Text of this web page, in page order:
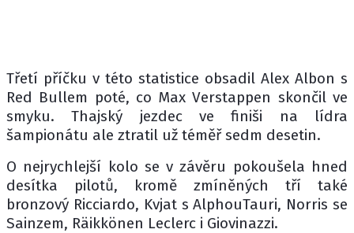
Třetí příčku v této statistice obsadil Alex Albon s
Red Bullem poté, co Max Verstappen skončil ve
smyku. Thajský jezdec ve finiši na lídra
šampionátu ale ztratil už téměř sedm desetin.
O nejrychlejší kolo se v závěru pokoušela hned
desítka pilotů, kromě zmíněných tří také
bronzový Ricciardo, Kvjat s AlphouTauri, Norris se
Sainzem, Räikkönen Leclerc i Giovinazzi.